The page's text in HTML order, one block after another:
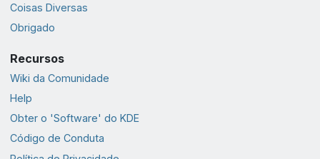
Coisas Diversas
Obrigado
Recursos
Wiki da Comunidade
Help
Obter o 'Software' do KDE
Código de Conduta